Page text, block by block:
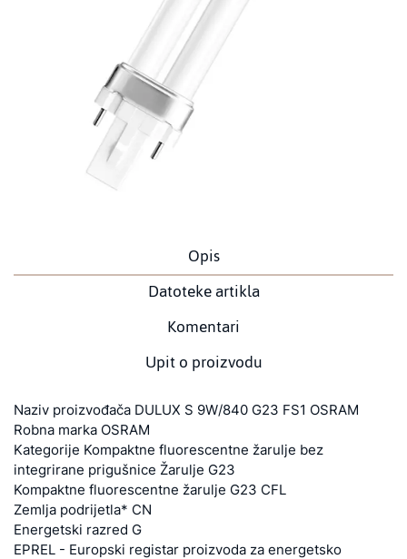
Opis
Datoteke artikla
Komentari
Upit o proizvodu
Naziv proizvođača DULUX S 9W/840 G23 FS1 OSRAM
Robna marka OSRAM
Kategorije Kompaktne fluorescentne žarulje bez
integrirane prigušnice Žarulje G23
Kompaktne fluorescentne žarulje G23 CFL
Zemlja podrijetla* CN
Energetski razred G
EPREL - Europski registar proizvoda za energetsko